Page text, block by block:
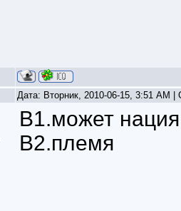
Дата: Вторник, 2010-06-15, 3:51 AM
В1.может
В2.племя